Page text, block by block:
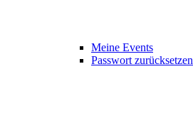
Meine Events
Passwort zurücksetzen